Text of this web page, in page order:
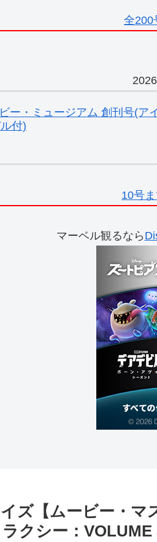
全200
ー・ミュージアム 創刊号(ア
付)
10号
マーベル観るなら
ズ【ムービー・マ
クシー：